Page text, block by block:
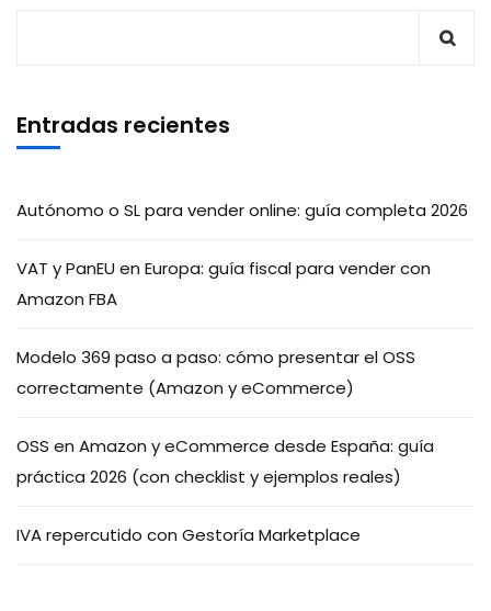
Entradas recientes
Autónomo o SL para vender online: guía completa 2026
VAT y PanEU en Europa: guía fiscal para vender con
Amazon FBA
Modelo 369 paso a paso: cómo presentar el OSS
correctamente (Amazon y eCommerce)
OSS en Amazon y eCommerce desde España: guía
práctica 2026 (con checklist y ejemplos reales)
IVA repercutido con Gestoría Marketplace